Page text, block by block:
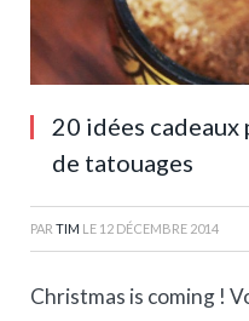
20 idées cadeaux
de tatouages
PAR TIM LE 12 DÉCEMBRE 2014
Christmas is coming !